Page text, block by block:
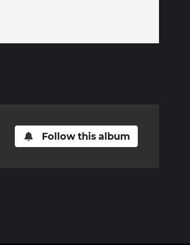
Follow this album